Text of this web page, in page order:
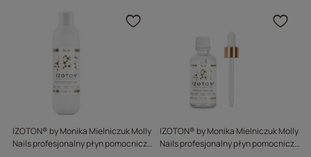
IZOTON® by Monika Mielniczuk Molly
Nails profesjonalny płyn pomocniczy
Kliknij, aby dodać
IZOTON® by Monika Mielniczuk Molly
Nails profesjonalny płyn pomocniczy